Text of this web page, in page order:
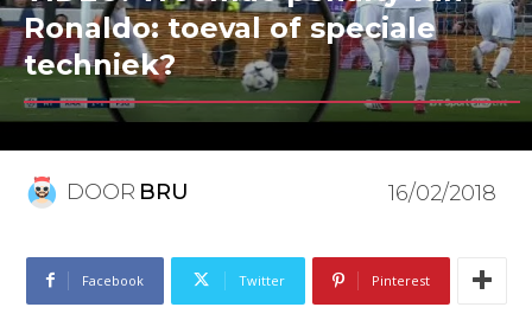
Ronaldo: toeval of speciale
techniek?
DOOR BRU 16/02/2018
Facebook Twitter Pinterest